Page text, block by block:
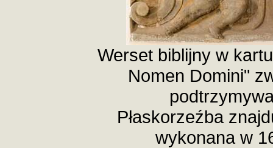
Werset biblijny w
Nomen Domini"
Płaskorzeźba
wykonana w